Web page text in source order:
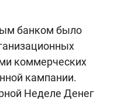
банком было
коммерческих
кампании.
Неделе Денег